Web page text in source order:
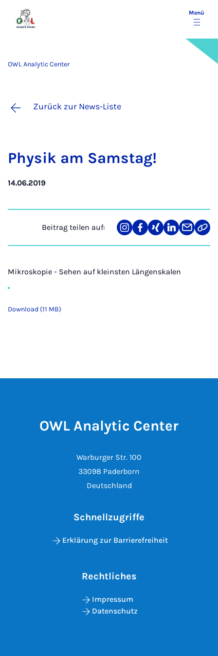
Menü
OWL Analytic Center
Zurück zur News-Liste
Phy­sik am Sams­tag!
14.06.2019
Beitrag teilen auf:
Teilen
auf
Teilen
auf
Teilen
auf
Teilen
auf
Teilen
über
Link
Mikroskopie - Sehen auf kleinsten Längenskalen
Download (11 MB)
OWL Analytic Center
Warburger Str. 100
33098 Paderborn
Deutschland
Schnellzugriffe
Erklärung zur Barrierefreiheit
Rechtliches
Impressum
Datenschutz